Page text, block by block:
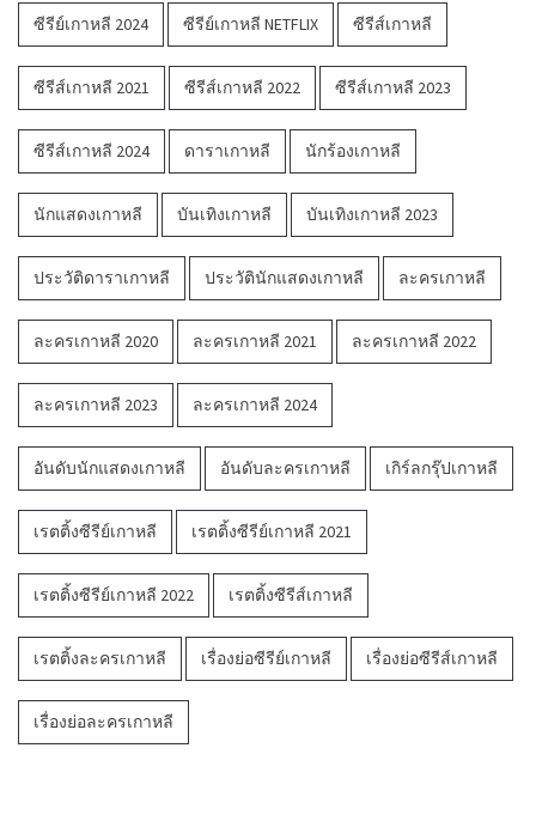
ซีรีย์เกาหลี 2024 ซีรีย์เกาหลี NETFLIX ซีรีส์เกาหลี
ซีรีส์เกาหลี 2021 ซีรีส์เกาหลี 2022 ซีรีส์เกาหลี 2023
ซีรีส์เกาหลี 2024 ดาราเกาหลี นักร้องเกาหลี
นักแสดงเกาหลี บันเทิงเกาหลี บันเทิงเกาหลี 2023
ประวัติดาราเกาหลี ประวัตินักแสดงเกาหลี ละครเกาหลี
ละครเกาหลี 2020 ละครเกาหลี 2021 ละครเกาหลี 2022
ละครเกาหลี 2023 ละครเกาหลี 2024
อันดับนักแสดงเกาหลี อันดับละครเกาหลี เกิร์ลกรุ๊ปเกาหลี
เรตติ้งซีรีย์เกาหลี เรตติ้งซีรีย์เกาหลี 2021
เรตติ้งซีรีย์เกาหลี 2022 เรตติ้งซีรีส์เกาหลี
เรตติ้งละครเกาหลี เรื่องย่อซีรีย์เกาหลี เรื่องย่อซีรีส์เกาหลี
เรื่องย่อละครเกาหลี